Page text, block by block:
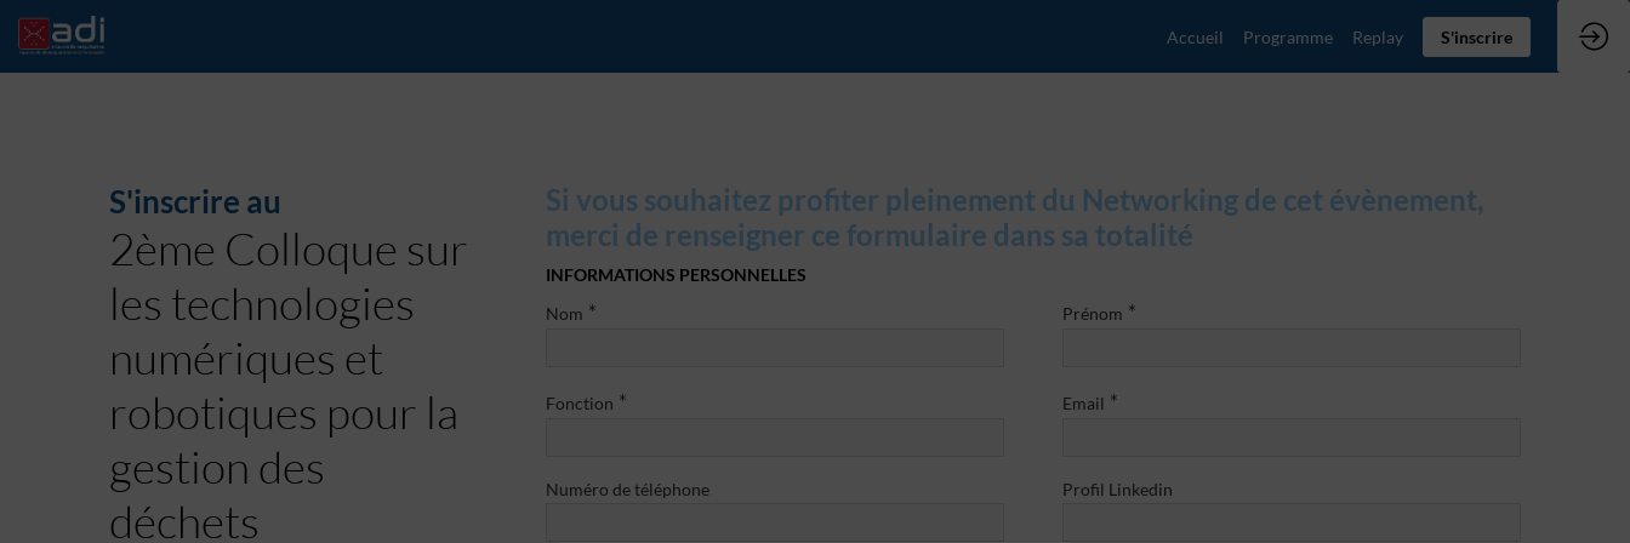
Accueil Programme Replay S'inscrire
S'inscrire au
2ème Colloque sur
les technologies
numériques et
robotiques pour la
gestion des
déchets
Si vous souhaitez profiter pleinement du Networking de cet évènement,
merci de renseigner ce formulaire dans sa totalité
INFORMATIONS PERSONNELLES
Nom * Prénom *
Fonction * Email *
Numéro de téléphone Profil Linkedin